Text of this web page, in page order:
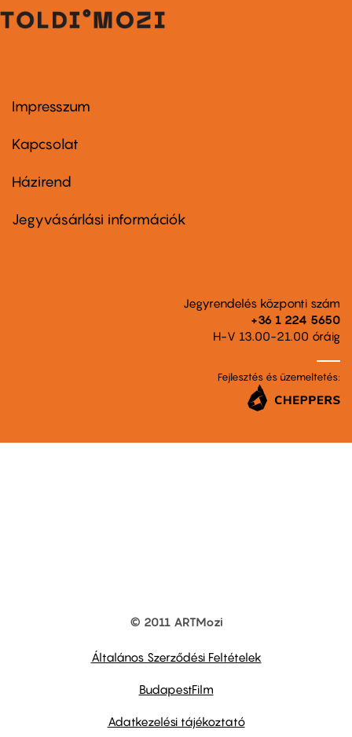
Footer
first
Impresszum
Kapcsolat
Footer
second
Házirend
Jegyvásárlási információk
Jegyrendelés központi szám
+36 1 224 5650
H-V 13.00-21.00 óráig
Fejlesztés és üzemeltetés:
© 2011 ARTMozi
Általános Szerződési Feltételek
BudapestFilm
Adatkezelési tájékoztató